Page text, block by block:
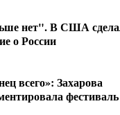
нет". В США
о России
всего»: Захарова